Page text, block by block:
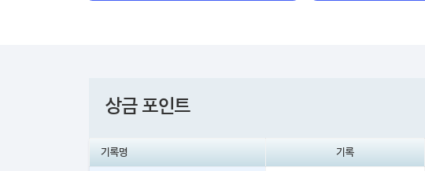
상금 포인트
기록명 기록